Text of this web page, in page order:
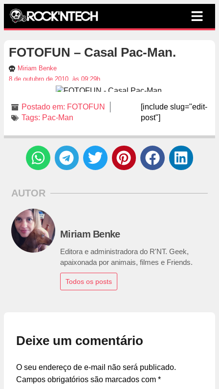
FOTOFUN – Casal Pac-Man.
Miriam Benke
8 de outubro de 2010, às 09:29h
Postado em: FOTOFUN
Tags: Pac-Man
[include slug="edit-
post"]
AUTOR
Miriam Benke
Editora e administradora do R'NT. Geek,
apaixonada por animais, filmes e Friends.
Todos os posts
Deixe um comentário
O seu endereço de e-mail não será publicado.
Campos obrigatórios são marcados com *